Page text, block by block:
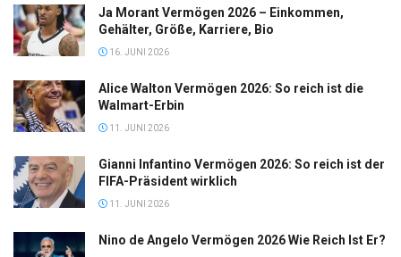
Ja Morant Vermögen 2026 – Einkommen,
Gehälter, Größe, Karriere, Bio
16. JUNI 2026
Alice Walton Vermögen 2026: So reich ist die
Walmart-Erbin
11. JUNI 2026
Gianni Infantino Vermögen 2026: So reich ist der
FIFA-Präsident wirklich
11. JUNI 2026
Nino de Angelo Vermögen 2026 Wie Reich Ist Er?